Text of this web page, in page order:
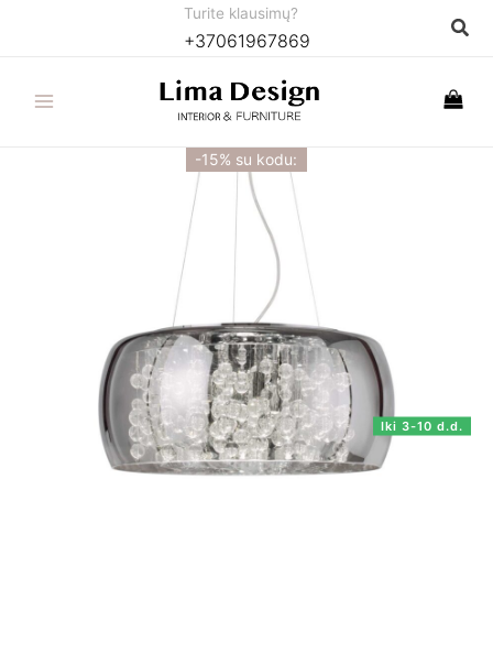
Turite klausimų?
+37061967869
-15% su kodu:
Iki 3-10 d.d.